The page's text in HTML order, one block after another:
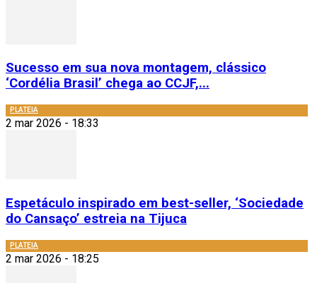
Sucesso em sua nova montagem, clássico
‘Cordélia Brasil’ chega ao CCJF,...
PLATEIA
2 mar 2026 - 18:33
Espetáculo inspirado em best-seller, ‘Sociedade
do Cansaço’ estreia na Tijuca
PLATEIA
2 mar 2026 - 18:25